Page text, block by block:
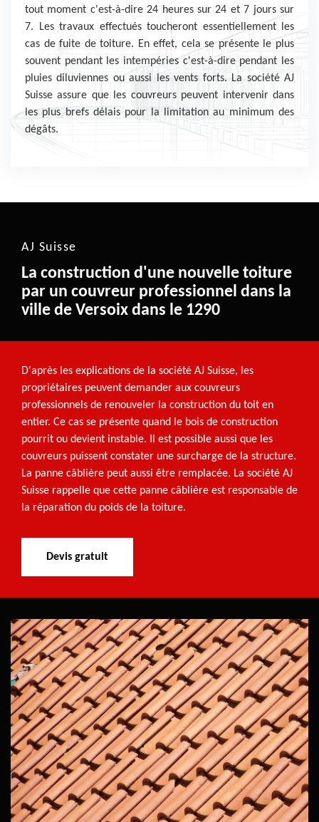
tout moment c'est-à-dire 24 heures sur 24 et 7 jours sur
7. Les travaux effectués toucheront essentiellement les
cas de fuite de toiture. En effet, cela se présente le plus
souvent pendant les intempéries c'est-à-dire pendant les
pluies diluviennes ou aussi les vents forts. La société AJ
Suisse assure que les couvreurs peuvent intervenir dans
les plus brefs délais pour la limitation au minimum des
dégâts.
AJ Suisse
La construction d'une nouvelle toiture
par un couvreur professionnel dans la
ville de Versoix dans le 1290
D'après les explications de la société AJ Suisse, les
propriétaires peuvent demander aux couvreurs
professionnels de renouveler la construction du toit en
entier. Ce cas se présente quand le bois de construction
pourrit ou devient instable. Il est possible aussi que les
couvreurs puissent constater une surcharge de la structure.
La panne câblière peut aussi être remplacée. La société AJ
Suisse rappelle que cette panne câblière est responsable de
la réparation du poids de la toiture.
Devis gratuit